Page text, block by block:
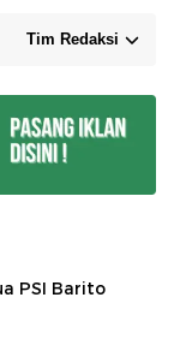
Tim Redaksi
PSI Barito